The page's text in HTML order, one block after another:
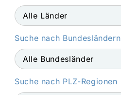
Suche nach Bundesländern
Suche nach PLZ-Regionen